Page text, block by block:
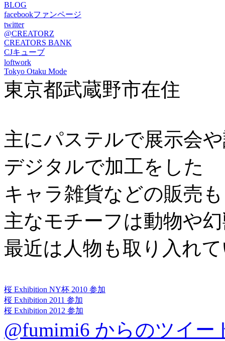
BLOG
facebookファンページ
twitter
@CREATORZ
CREATORS BANK
CJキューブ
loftwork
Tokyo Otaku Mode
東京都武蔵野市在住
主にパステルで展示会
デジタルで加工をした
キャラ雑貨などの販売
主なモチーフは動物や
最近は人物も取り入れ
桜 Exhibition NY杯 2010 参加
桜 Exhibition 2011 参加
桜 Exhibition 2012 参加
@fumimi6 からのツイー